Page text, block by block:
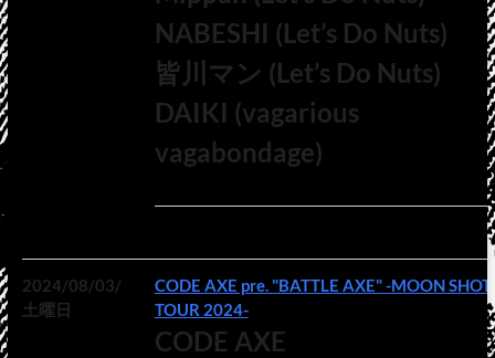
NABESHI (Let’s Do Nuts)
皆川マン (Let’s Do Nuts)
DAIKI (vagarious
vagabondage)
2024/08/03/
土曜日
CODE AXE pre. "BATTLE AXE" -MOON SHOT
TOUR 2024-
CODE AXE